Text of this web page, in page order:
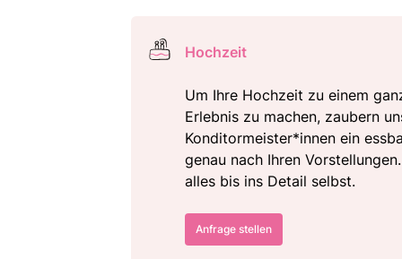
Hochzeit
Um Ihre Hochzeit zu einem
Erlebnis zu machen, zaubern
Konditormeister*innen ein
genau nach Ihren
alles bis ins Detail selbst.
Anfrage stellen